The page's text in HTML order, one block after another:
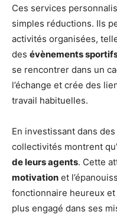
Ces services
simples réductions. Ils
activités organisées,
des évènements
se rencontrer dans un
l’échange et crée des
travail habituelles.
En investissant dans
collectivités montrent
de leurs agents. Cette
motivation et
fonctionnaire heureux
plus engagé dans ses